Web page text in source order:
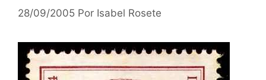
28/09/2005 Por Isabel Rosete